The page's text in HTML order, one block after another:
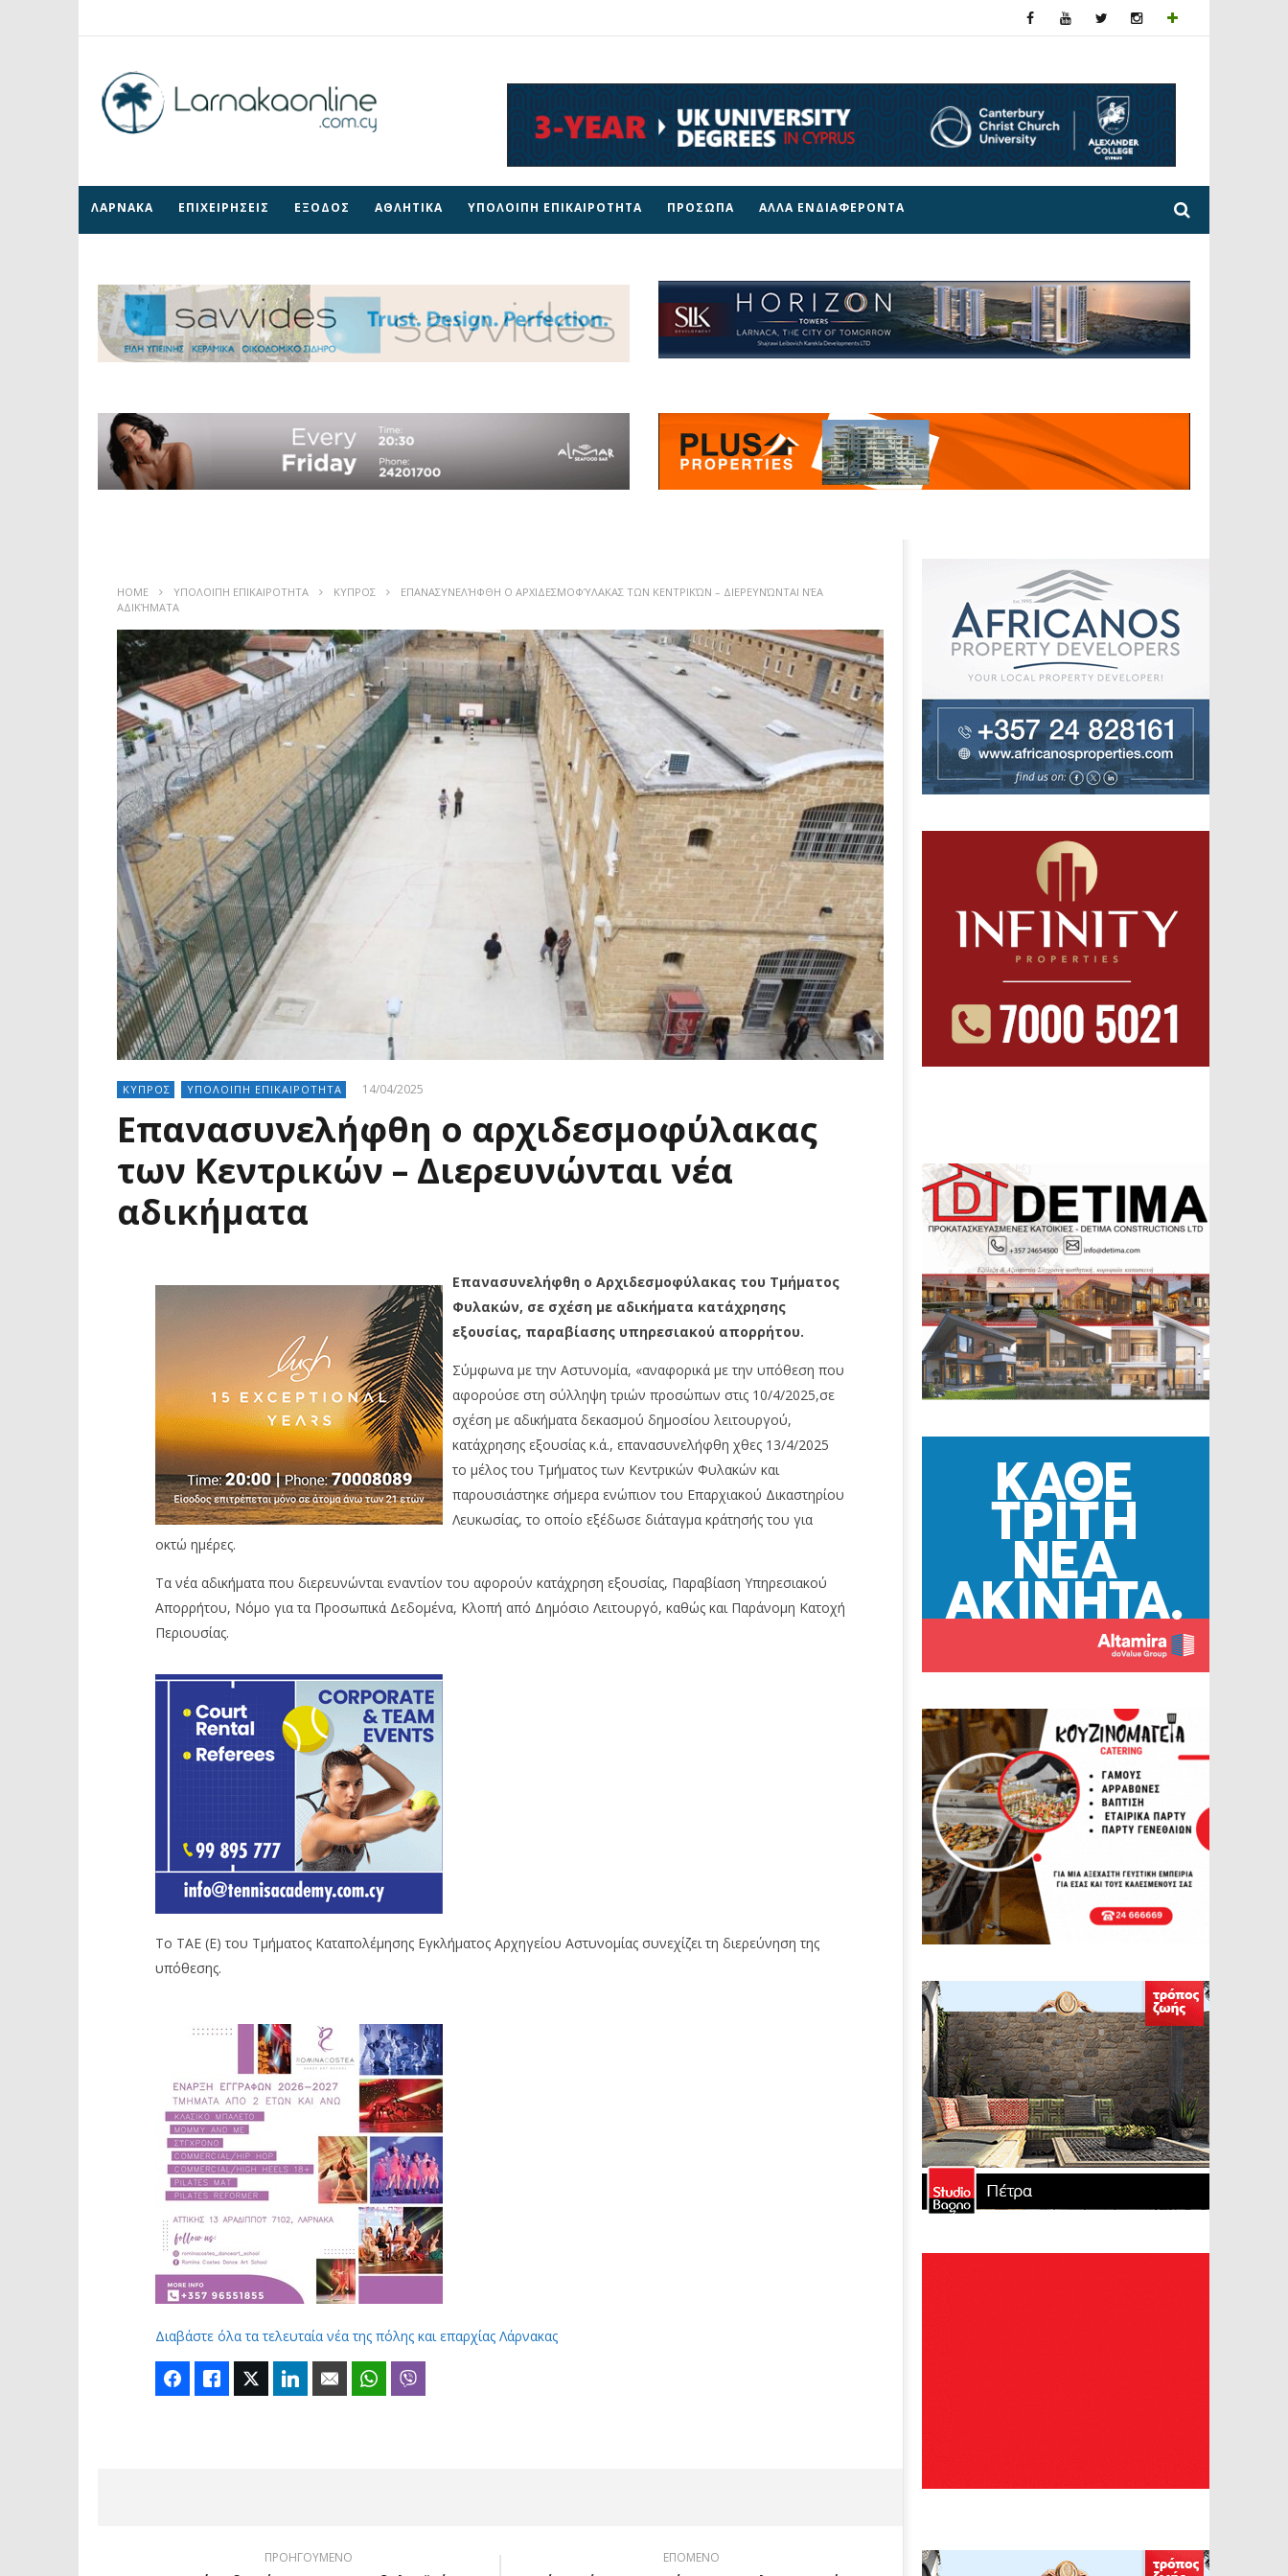
ΛΑΡΝΑΚΑ ΕΠΙΧΕΙΡΗΣΕΙΣ ΕΞΟΔΟΣ ΑΘΛΗΤΙΚΑ ΥΠΟΛΟΙΠΗ ΕΠΙΚΑΙΡΟΤΗΤΑ ΠΡΟΣΩΠΑ ΑΛΛΑ ΕΝΔΙΑΦΕΡΟΝΤΑ
HOME ΥΠΟΛΟΙΠΗ ΕΠΙΚΑΙΡΟΤΗΤΑ ΚΥΠΡΟΣ
ΕΠΑΝΑΣΥΝΕΛΉΦΘΗ Ο ΑΡΧΙΔΕΣΜΟΦΎΛΑΚΑΣ ΤΩΝ ΚΕΝΤΡΙΚΏΝ – ΔΙΕΡΕΥΝΏΝΤΑΙ ΝΈΑ
ΑΔΙΚΉΜΑΤΑ
ΚΥΠΡΟΣ ΥΠΟΛΟΙΠΗ ΕΠΙΚΑΙΡΟΤΗΤΑ 14/04/2025
Επανασυνελήφθη ο αρχιδεσμοφύλακας
των Κεντρικών – Διερευνώνται νέα
αδικήματα
Επανασυνελήφθη ο Αρχιδεσμοφύλακας του Τμήματος
Φυλακών, σε σχέση με αδικήματα κατάχρησης
εξουσίας, παραβίασης υπηρεσιακού απορρήτου.
Σύμφωνα με την Αστυνομία, «αναφορικά με την υπόθεση που
αφορούσε στη σύλληψη τριών προσώπων στις 10/4/2025,σε
σχέση με αδικήματα δεκασμού δημοσίου λειτουργού,
κατάχρησης εξουσίας κ.ά., επανασυνελήφθη χθες 13/4/2025
το μέλος του Τμήματος των Κεντρικών Φυλακών και
παρουσιάστηκε σήμερα ενώπιον του Επαρχιακού Δικαστηρίου
Λευκωσίας, το οποίο εξέδωσε διάταγμα κράτησής του για
οκτώ ημέρες.
Τα νέα αδικήματα που διερευνώνται εναντίον του αφορούν κατάχρηση εξουσίας, Παραβίαση Υπηρεσιακού
Απορρήτου, Νόμο για τα Προσωπικά Δεδομένα, Κλοπή από Δημόσιο Λειτουργό, καθώς και Παράνομη Κατοχή
Περιουσίας.
Το ΤΑΕ (Ε) του Τμήματος Καταπολέμησης Εγκλήματος Αρχηγείου Αστυνομίας συνεχίζει τη διερεύνηση της
υπόθεσης.
Διαβάστε όλα τα τελευταία νέα της πόλης και επαρχίας Λάρνακας
FacebookLike Twitter LinkedIn Email WhatsApp
ΠΡΟΗΓΟΥΜΕΝΟ ΕΠΟΜΕΝΟ